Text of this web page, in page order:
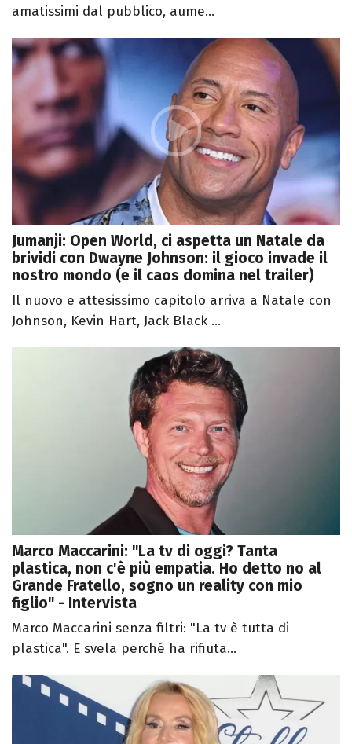
amatissimi dal pubblico, aume...
Jumanji: Open World, ci aspetta un Natale da
brividi con Dwayne Johnson: il gioco invade il
nostro mondo (e il caos domina nel trailer)
Il nuovo e attesissimo capitolo arriva a Natale con
Johnson, Kevin Hart, Jack Black ...
Marco Maccarini: "La tv di oggi? Tanta
plastica, non c'è più empatia. Ho detto no al
Grande Fratello, sogno un reality con mio
figlio" - Intervista
Marco Maccarini senza filtri: "La tv è tutta di
plastica". E svela perché ha rifiuta...